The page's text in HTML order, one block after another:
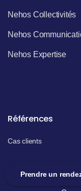
Nehos Collectivités
Nehos
Nehos Expertise
Références
Cas clients
Prendre un